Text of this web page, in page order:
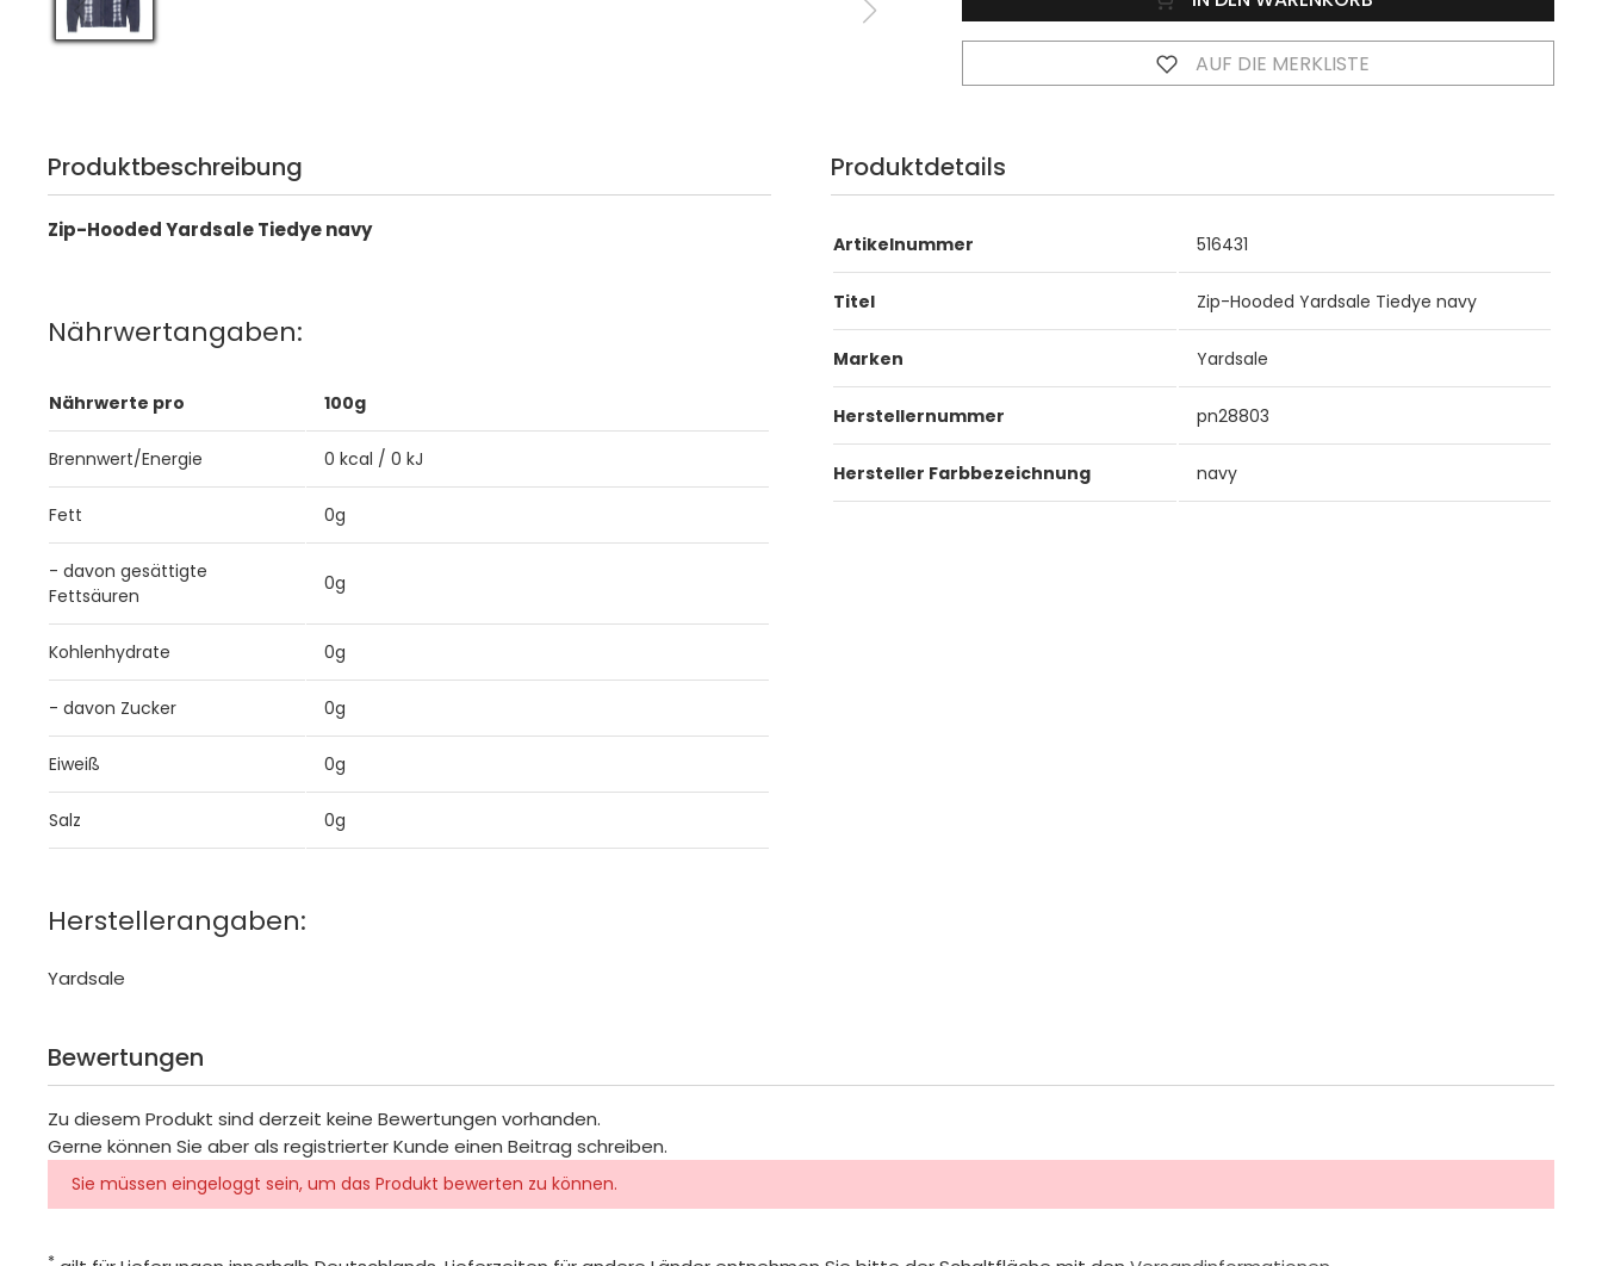
AUF DIE MERKLISTE
Produktbeschreibung
Zip-Hooded Yardsale Tiedye navy
Nährwertangaben:
Nährwerte pro 100g
Brennwert/Energie 0 kcal / 0 kJ
Fett 0g
- davon gesättigte
Fettsäuren
0g
Kohlenhydrate 0g
- davon Zucker 0g
Eiweiß 0g
Salz 0g
Herstellerangaben:
Yardsale
Produktdetails
Artikelnummer 516431
Titel Zip-Hooded Yardsale Tiedye navy
Marken Yardsale
Herstellernummer pn28803
Hersteller Farbbezeichnung navy
Bewertungen
Zu diesem Produkt sind derzeit keine Bewertungen vorhanden.
Gerne können Sie aber als registrierter Kunde einen Beitrag schreiben.
Sie müssen eingeloggt sein, um das Produkt bewerten zu können.
*